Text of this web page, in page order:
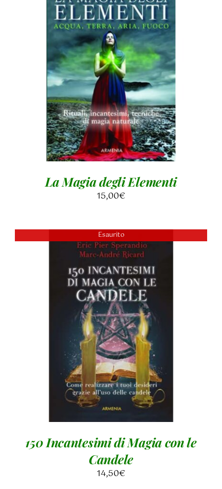
DETTAGLI
La Magia degli Elementi
15,00€
Esaurito
DETTAGLI
150 Incantesimi di Magia con le
Candele
14,50€